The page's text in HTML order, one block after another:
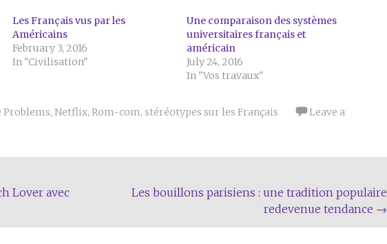
Les Français vus par les
Américains
February 3, 2016
In "Civilisation"
Une comparaison des systèmes
universitaires français et
américain
July 24, 2016
In "Vos travaux"
Problems, Netflix, Rom-com, stéréotypes sur les Français
Leave a
Lover avec
Les bouillons parisiens : une tradition populaire
redevenue tendance →